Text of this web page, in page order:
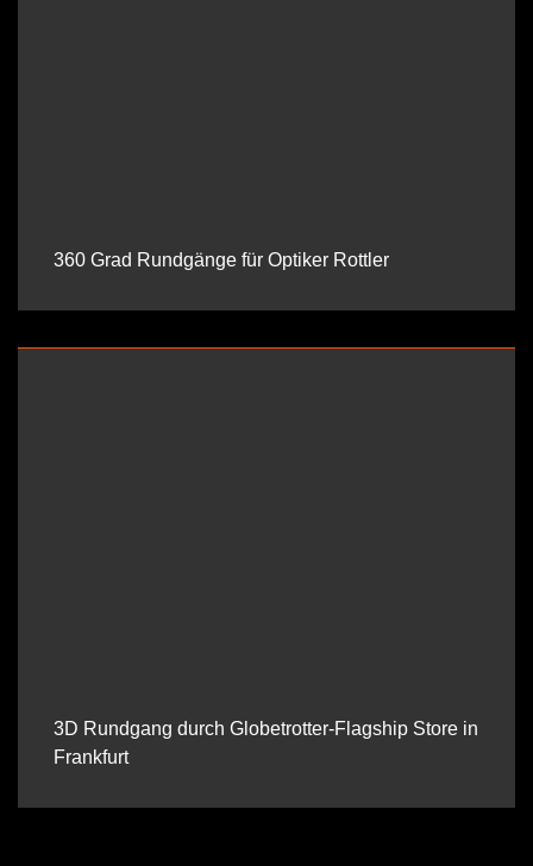
360 Grad Rundgänge für Optiker Rottler
3D Rundgang durch Globetrotter-Flagship Store in
Frankfurt